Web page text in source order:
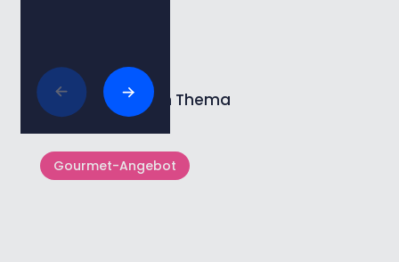
Lesen Sie mehr zum Thema
Gourmet-Angebot